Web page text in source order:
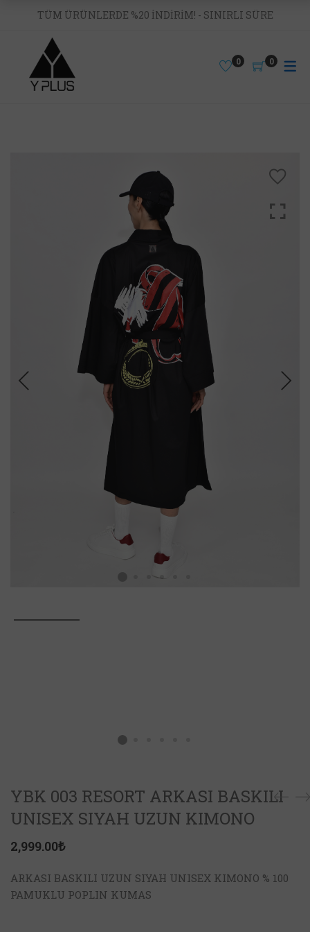
TÜM ÜRÜNLERDE %20 İNDİRİM! - SINIRLI SÜRE
0 0
YBK 003 RESORT ARKASI BASKILI
UNISEX SIYAH UZUN KIMONO
2,999.00₺
ARKASI BASKILI UZUN SIYAH UNISEX KIMONO % 100
PAMUKLU POPLIN KUMAS